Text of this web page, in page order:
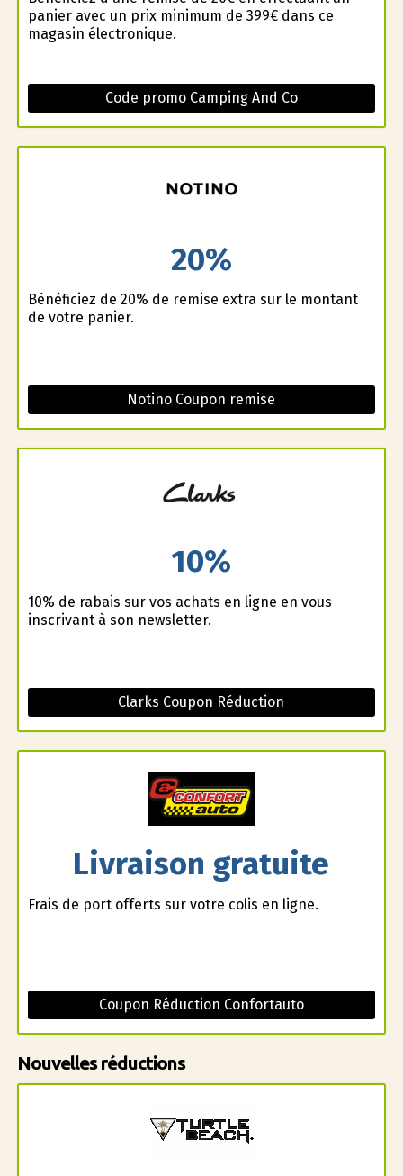
panier avec un prix minimum de 399€ dans ce
magasin électronique.
Code promo Camping And Co
20%
Bénéficiez de 20% de remise extra sur le montant
de votre panier.
Notino Coupon remise
10%
10% de rabais sur vos achats en ligne en vous
inscrivant à son newsletter.
Clarks Coupon Réduction
Livraison gratuite
Frais de port offerts sur votre colis en ligne.
Coupon Réduction Confortauto
Nouvelles réductions